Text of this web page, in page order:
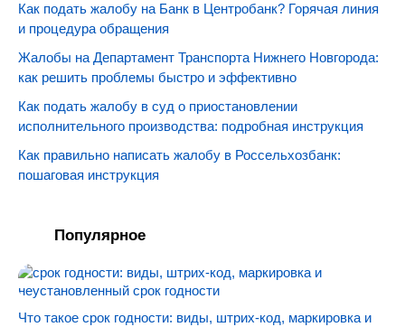
Как подать жалобу на Банк в Центробанк? Горячая линия
и процедура обращения
Жалобы на Департамент Транспорта Нижнего Новгорода:
как решить проблемы быстро и эффективно
Как подать жалобу в суд о приостановлении
исполнительного производства: подробная инструкция
Как правильно написать жалобу в Россельхозбанк:
пошаговая инструкция
Популярное
Что такое срок годности: виды, штрих-код, маркировка и